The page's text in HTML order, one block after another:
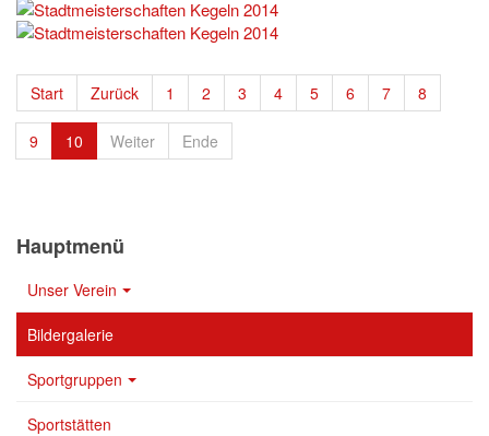
Start Zurück 1 2 3 4 5 6 7 8
9 10 Weiter Ende
Hauptmenü
Unser Verein
Bildergalerie
Sportgruppen
Sportstätten